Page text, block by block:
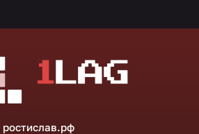
ростислав.рф